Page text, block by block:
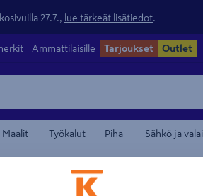
27.7., lue tärkeät lisätiedot
Ammattilaisille Tarjoukset Outlet
Maalit Työkalut Piha Sähkö ja